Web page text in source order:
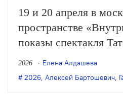
19 и 20 апреля в
пространстве
показы спектакля
«Я — Гамлет
созданная на курсе
2026
Елена Алдашева
2026, Алексей Бартошевич,